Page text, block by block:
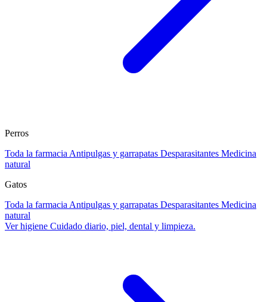
Perros
Toda la farmacia Antipulgas y garrapatas Desparasitantes Medicina
natural
Gatos
Toda la farmacia Antipulgas y garrapatas Desparasitantes Medicina
natural
Ver higiene Cuidado diario, piel, dental y limpieza.